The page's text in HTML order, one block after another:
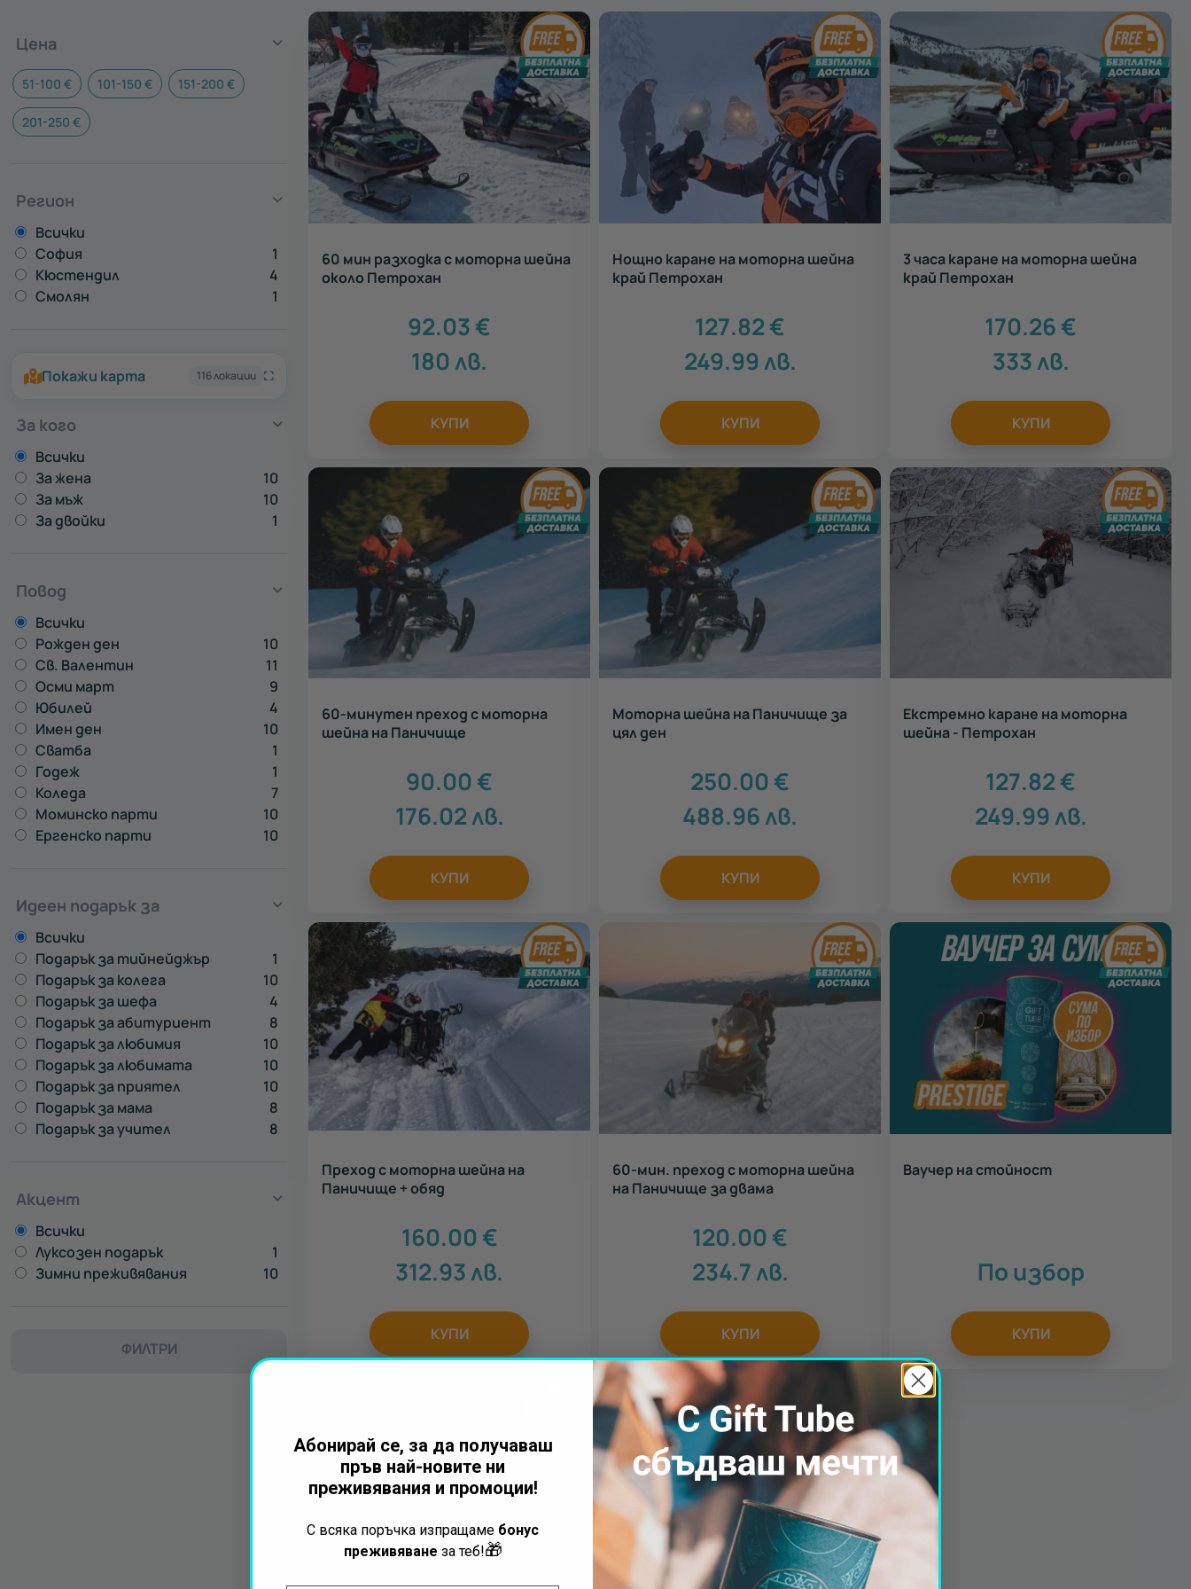
Цена
51-100 € 101-150 € 151-200 €
201-250 €
Регион
Всички
София
1
Кюстендил
4
Смолян
1
Покажи карта 116 локации
За кого
Всички
За жена
10
За мъж
10
За двойки
1
Повод
Всички
Рожден ден
10
Св. Валентин
11
Осми март
9
Юбилей
4
Имен ден
10
Сватба
1
Годеж
1
Коледа
7
Моминско парти
10
Ергенско парти
10
Идеен подарък за
Всички
Подарък за тийнейджър
1
Подарък за колега
10
Подарък за шефа
4
Подарък за абитуриент
8
Подарък за любимия
10
Подарък за любимата
10
Подарък за приятел
10
Подарък за мама
8
Подарък за учител
8
Акцент
Всички
Луксозен подарък
1
Зимни преживявания
10
ФИЛТРИ
60 мин разходка с моторна шейна
около Петрохан
92.03€
180лв.
КУПИ
Нощно каране на моторна шейна
край Петрохан
127.82€
249.99лв.
КУПИ
3 часа каране на моторна шейна
край Петрохан
170.26€
333лв.
КУПИ
60-минутен преход с моторна
шейна на Паничище
90.00€
176.02лв.
КУПИ
Моторна шейна на Паничище за
цял ден
250.00€
488.96лв.
КУПИ
Екстремно каране на моторна
шейна - Петрохан
127.82€
249.99лв.
КУПИ
Преход с моторна шейна на
Паничище + обяд
160.00€
312.93лв.
КУПИ
60-мин. преход с моторна шейна
на Паничище за двама
120.00€
234.7лв.
КУПИ
Ваучер на стойност
По избор
КУПИ
Абонирай се, за да получаваш
пръв най-новите ни
преживявания и промоции!
С всяка поръчка изпращаме бонус
преживяване за теб!🎁